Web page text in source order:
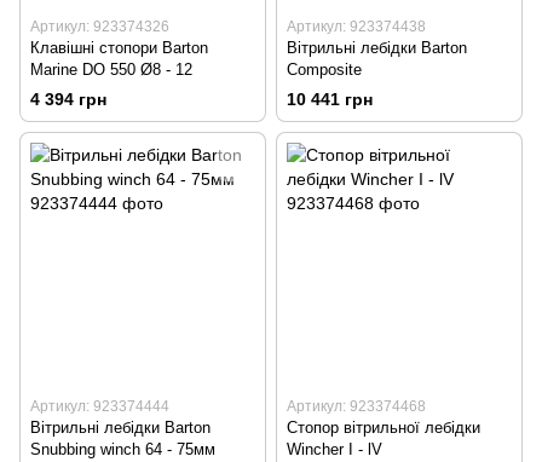
Артикул: 923374326
Клавішні стопори Barton
Marine DO 550 Ø8 - 12
4 394 грн
Артикул: 923374438
Вітрильні лебідки Barton
Composite
10 441 грн
Артикул: 923374444
Вітрильні лебідки Barton
Snubbing winch 64 - 75мм
Артикул: 923374468
Стопор вітрильної лебідки
Wincher I - lV